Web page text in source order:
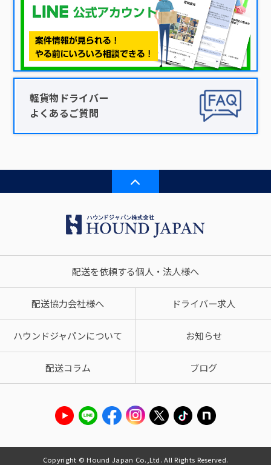
軽貨物ドライバー
よくあるご質問
配送を依頼する個人・法人様へ
配送協力会社様へ ドライバー求人
ハウンドジャパンについて お知らせ
配送コラム ブログ
Copyright © Hound Japan Co.,Ltd. All Rights Reserved.